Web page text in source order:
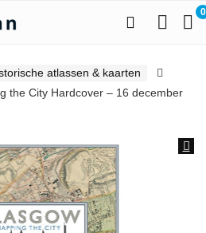
0
atlassen & kaarten
the City Hardcover – 16 december